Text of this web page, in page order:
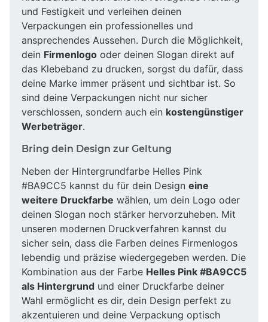
und Festigkeit und verleihen deinen
Verpackungen ein professionelles und
ansprechendes Aussehen. Durch die Möglichkeit,
dein Firmenlogo oder deinen Slogan direkt auf
das Klebeband zu drucken, sorgst du dafür, dass
deine Marke immer präsent und sichtbar ist. So
sind deine Verpackungen nicht nur sicher
verschlossen, sondern auch ein kostengünstiger
Werbeträger.
Bring dein Design zur Geltung
Neben der Hintergrundfarbe Helles Pink
#BA9CC5 kannst du für dein Design eine
weitere Druckfarbe wählen, um dein Logo oder
deinen Slogan noch stärker hervorzuheben. Mit
unseren modernen Druckverfahren kannst du
sicher sein, dass die Farben deines Firmenlogos
lebendig und präzise wiedergegeben werden. Die
Kombination aus der Farbe Helles Pink #BA9CC5
als Hintergrund und einer Druckfarbe deiner
Wahl ermöglicht es dir, dein Design perfekt zu
akzentuieren und deine Verpackung optisch